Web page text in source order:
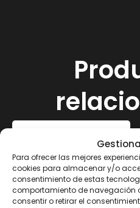
Para ofrecer las mejores
cookies para almacenar y/o
consentimiento de estas
comportamiento de navegación
consentir o retirar el